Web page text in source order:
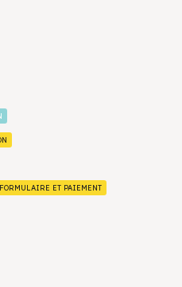
FORMULAIRE ET PAIEMENT